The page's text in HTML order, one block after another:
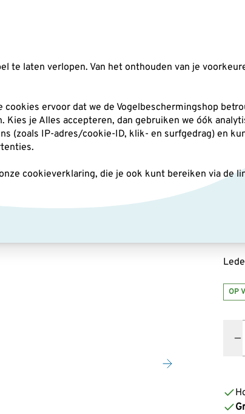
te laten verlopen. Van het onthouden van je
ervoor dat we de Vogelbeschermingshop
je Alles accepteren, dan gebruiken we óók
(zoals IP-adres/cookie-ID, klik- en surfgedrag) en
cookieverklaring, die je ook kunt bereiken via de
Nestkasten Andere tuindieren
OP